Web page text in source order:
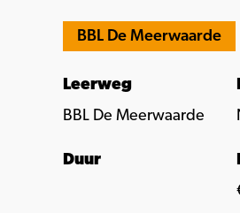
BBL De Meerwaarde
Leerweg
BBL De Meerwaarde
Duur